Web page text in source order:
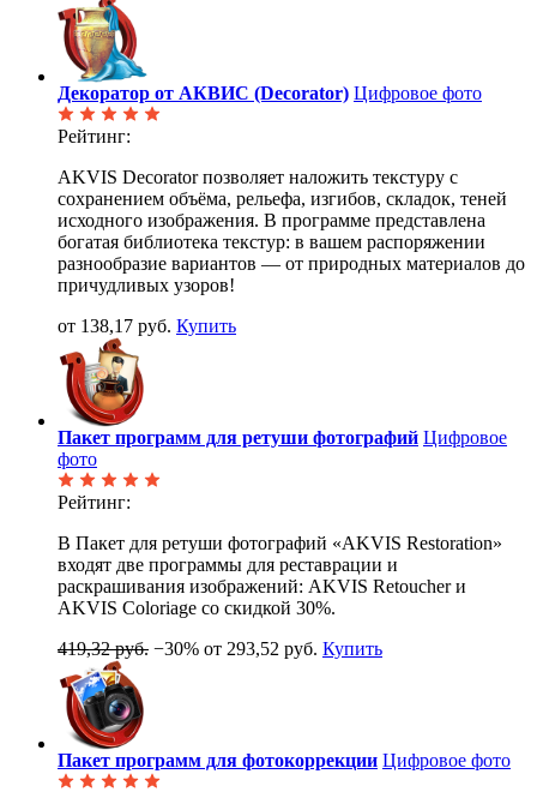
Декоратор от АКВИС (Decorator) Цифровое фото
Рейтинг:
AKVIS Decorator позволяет наложить текстуру с
сохранением объёма, рельефа, изгибов, складок, теней
исходного изображения. В программе представлена
богатая библиотека текстур: в вашем распоряжении
разнообразие вариантов — от природных материалов до
причудливых узоров!
от 138,17 руб. Купить
Пакет программ для ретуши фотографий Цифровое
фото
Рейтинг:
В Пакет для ретуши фотографий «AKVIS Restoration»
входят две программы для реставрации и
раскрашивания изображений: AKVIS Retoucher и
AKVIS Coloriage со скидкой 30%.
419,32 руб. −30% от 293,52 руб. Купить
Пакет программ для фотокоррекции Цифровое фото